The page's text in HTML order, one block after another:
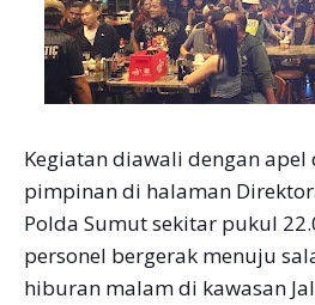
Kegiatan diawali dengan apel
pimpinan di halaman
Polda Sumut sekitar pukul
personel bergerak menuju
hiburan malam di kawasan